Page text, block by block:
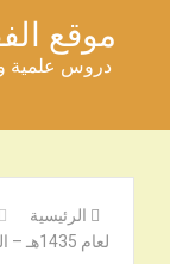
المحتوى
موقع
دروس علمية
الرئيسية
لعام 1435هـ – الشيخ صالح بن عبدالله العصيمي